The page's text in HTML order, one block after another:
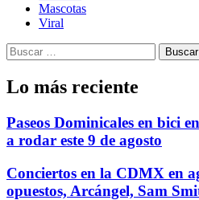
Mascotas
Viral
Buscar:
Lo más reciente
Paseos Dominicales en bici
a rodar este 9 de agosto
Conciertos en la CDMX en
opuestos, Arcángel, Sam